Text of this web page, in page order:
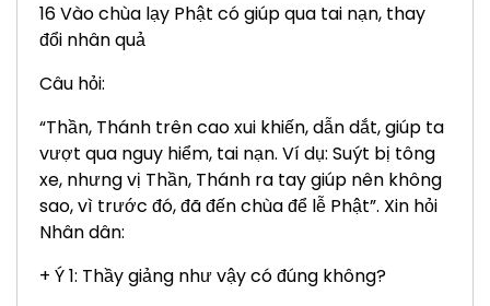
16 Vào chùa lạy Phật có giúp qua tai nạn, thay
đổi nhân quả
Câu hỏi:
“Thần, Thánh trên cao xui khiến, dẫn dắt, giúp ta
vượt qua nguy hiểm, tai nạn. Ví dụ: Suýt bị tông
xe, nhưng vị Thần, Thánh ra tay giúp nên không
sao, vì trước đó, đã đến chùa để lễ Phật”. Xin hỏi
Nhân dân:
+ Ý 1: Thầy giảng như vậy có đúng không?